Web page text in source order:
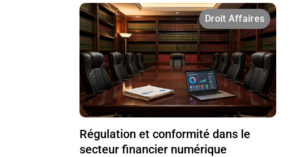
Droit Affaires
Régulation et conformité dans le
secteur financier numérique